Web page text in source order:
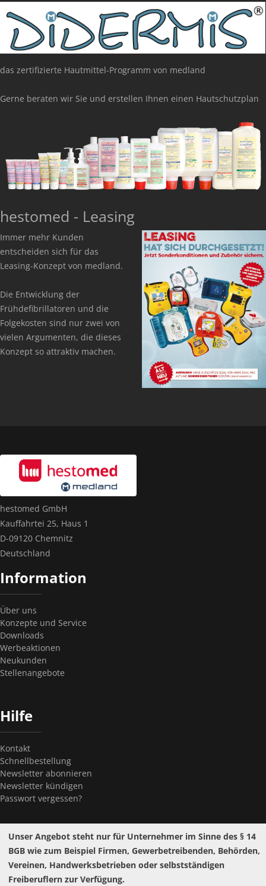
das zertifizierte Hautmittel-Programm von medland
Gerne beraten wir Sie und erstellen Ihnen einen Hautschutzplan
hestomed - Leasing
Immer mehr Kunden
entscheiden sich für das
Leasing-Konzept von medland.
Die Entwicklung der
Frühdefibrillatoren und die
Folgekosten sind nur zwei von
vielen Argumenten, die dieses
Konzept so attraktiv machen.
hestomed GmbH
Kauffahrtei 25, Haus 1
D-09120 Chemnitz
Deutschland
Information
Über uns
Konzepte und Service
Downloads
Werbeaktionen
Neukunden
Stellenangebote
Hilfe
Kontakt
Schnellbestellung
Newsletter abonnieren
Newsletter kündigen
Passwort vergessen?
Unser Angebot steht nur für Unternehmer im Sinne des § 14
BGB wie zum Beispiel Firmen, Gewerbetreibenden, Behörden,
Vereinen, Handwerksbetrieben oder selbstständigen
Freiberuflern zur Verfügung.